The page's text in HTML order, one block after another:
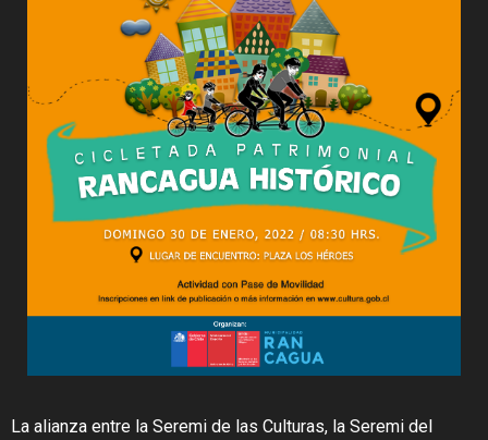
La alianza entre la Seremi de las Culturas, la Seremi del